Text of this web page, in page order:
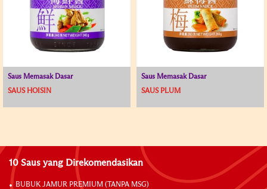
Saus Memasak Dasar
SAUS HOISIN
Saus Memasak Dasar
SAUS PLUM
10 Saus yang Direkomendasikan
BUBUK JAMUR PREMIUM (TANPA MSG)